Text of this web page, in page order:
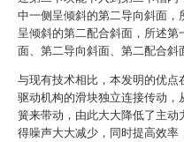
中一侧呈倾斜的第二导向斜面，
呈倾斜的第二配合斜面，所述
面、第二导向斜面、第二配合斜
与现有技术相比，本发明的优点
驱动机构的滑块独立连接传动，
簧来带动，由此大大降低了主动
得噪声大大减少，同时提高效率